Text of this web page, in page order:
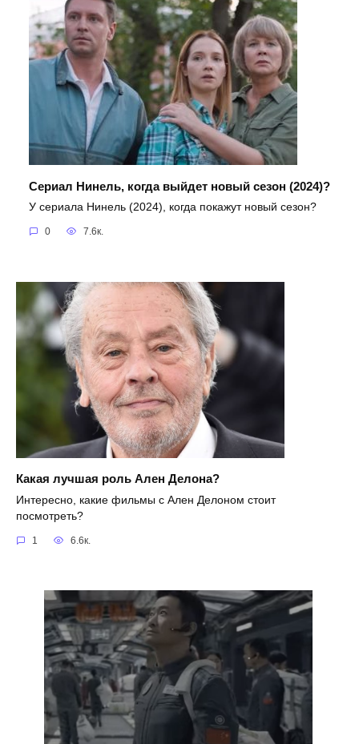
Сериал Нинель, когда выйдет новый сезон (2024)?
У сериала Нинель (2024), когда покажут новый сезон?
0 7.6к.
Какая лучшая роль Ален Делона?
Интересно, какие фильмы с Ален Делоном стоит
посмотреть?
1 6.6к.